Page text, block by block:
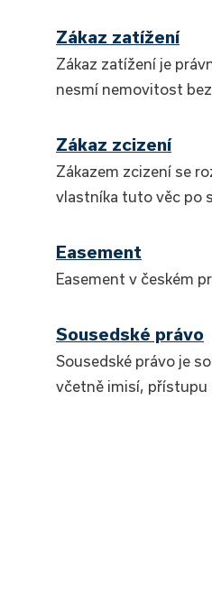
Zákaz zatížení
Zákaz zatížení je
nesmí nemovitost
Zákaz zcizení
Zákazem zcizení se
vlastníka tuto věc po
Easement
Easement v českém
Sousedské právo
Sousedské právo je
včetně imisí, přístupu